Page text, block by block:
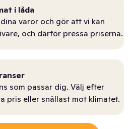
i låda
varor och gör att vi kan
och därför pressa priserna.
som passar dig. Välj efter
pris eller snällast mot klimatet.